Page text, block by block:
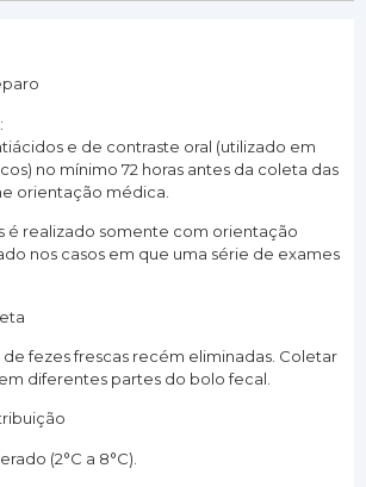
e de contraste oral (utilizado em
no mínimo 72 horas antes da coleta das
orientação médica.
é realizado somente com orientação
nos casos em que uma série de exames
fezes frescas recém eliminadas. Coletar
diferentes partes do bolo fecal.
(2°C a 8°C).